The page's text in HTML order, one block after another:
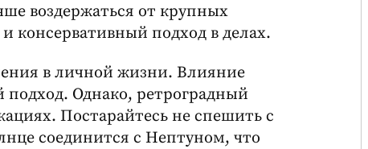
воздержаться от крупных
консервативный подход в делах.
в личной жизни. Влияние
Однако, ретроградный
Постарайтесь не спешить с
соединится с Нептуном, что